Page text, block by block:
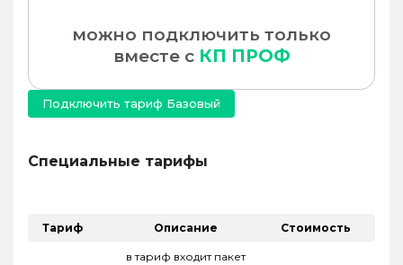
можно подключить только
вместе с КП ПРОФ
Подключить тариф Базовый
Специальные тарифы
Тариф Описание Стоимость
в тариф входит пакет